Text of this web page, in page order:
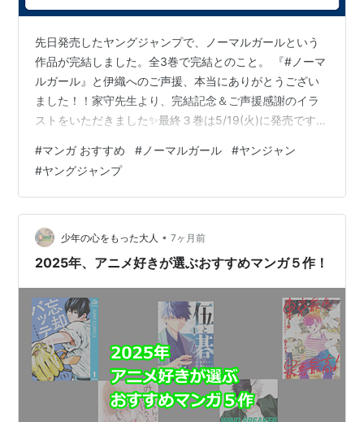
先日発売したヤングジャンプで、ノーマルガールという
作品が完結しました。全3巻で完結とのこと。 『#ノーマ
ルガール』と伊織へのご声援、本当にありがとうござい
ました！！家守先生より、完結記念＆ご声援感謝のイラ
ストをいただきました✨最終３巻は5/19(火)に発売です。
pic.twitter.com/g7SAbfoxif— ノーマルガール［公式］
(@normalgirl_jp) 2026年3月19日 この作品ですが、連載
開始は2023年6月ごろ、同年10月に作者体調不良により
連載休止していました。それ以降は情報がほぼなかった
んですが、2年後の2025年10月に連載再…
#マンガ おすすめ #ノーマルガール #ヤンジャン
#ヤングジャンプ
少年の心をもった大人 • 7ヶ月前
2025年、アニメ好きが選ぶおすすめマンガ５作！